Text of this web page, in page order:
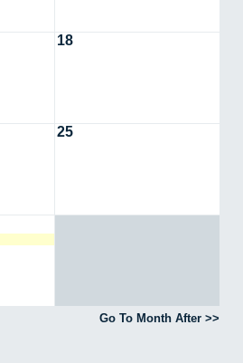
18
25
Go To Month After >>